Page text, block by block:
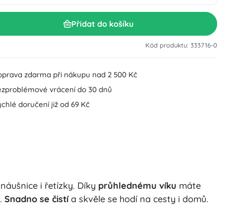
Doplňky k umyvadlu
Doplňky na WC
Hračky do vody
Přidat do košíku
Kód produktu: 333716-0
zdarma při nákupu nad 2 500 Kč
vrácení do 30 dnů
doručení již od 69 Kč
i řetízky. Díky průhlednému víku máte
Snadno se čistía skvěle se hodí na cesty i domů.